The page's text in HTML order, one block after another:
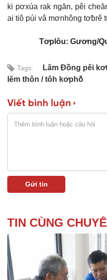
ki pơxúa rak ngăn, pêi
ai tiô púi vâ mơnhông tơƀrê
Tơplôu: Gương/
Tags:
Lâm Đồng pêi
lĕm thôn
tôh kơphô̆
Viết bình luận
TIN CÙNG